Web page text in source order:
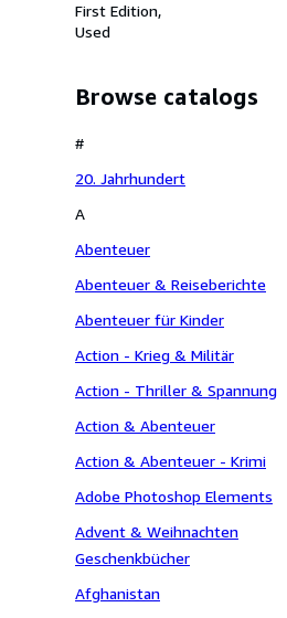
Gesammelte Werke) Redaktion
Gröls-Verlag, Karl May
First Edition
Used
Browse catalogs
#
20. Jahrhundert
A
Abenteuer
Abenteuer & Reiseberichte
Abenteuer für Kinder
Action - Krieg & Militär
Action - Thriller & Spannung
Action & Abenteuer
Action & Abenteuer - Krimi
Adobe Photoshop Elements
Advent & Weihnachten
Geschenkbücher
Afghanistan